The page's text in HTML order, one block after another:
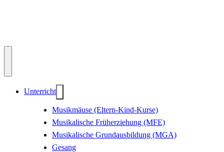
Unterricht
Musikmäuse (Eltern-Kind-Kurse)
Musikalische Früherziehung (MFE)
Musikalische Grundausbildung (MGA)
Gesang